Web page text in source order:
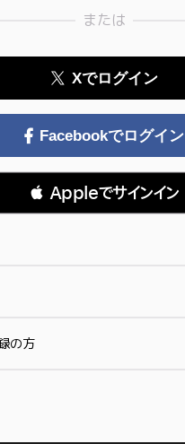
または
Xでログイン
Facebookでログイン
 Appleでサインイン
の方